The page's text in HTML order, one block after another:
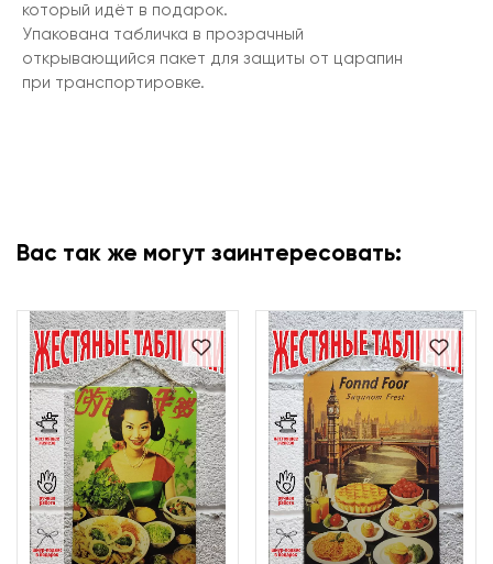
который идёт в подарок.
Упакована табличка в прозрачный
открывающийся пакет для защиты от царапин
при транспортировке.
Вас так же могут заинтересовать: